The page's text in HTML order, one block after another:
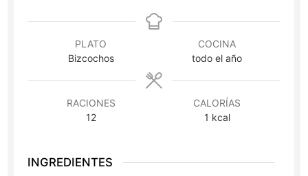
PLATO
Bizcochos
COCINA
todo el año
RACIONES
12
CALORÍAS
1 kcal
INGREDIENTES